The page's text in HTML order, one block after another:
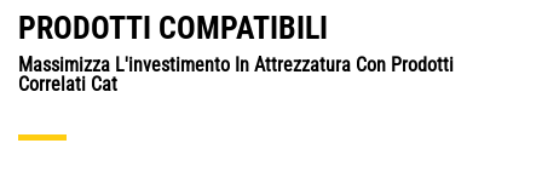
PRODOTTI COMPATIBILI
Massimizza L'investimento In Attrezzatura Con Prodotti
Correlati Cat